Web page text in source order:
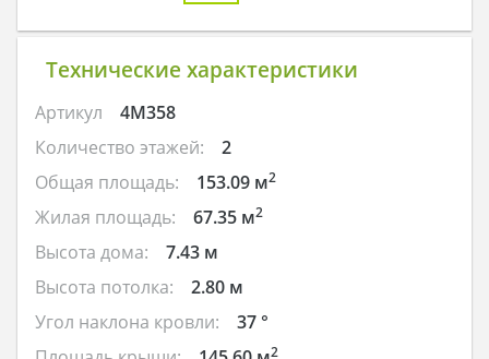
Технические характеристики
Артикул
4M358
Количество этажей:
2
Общая площадь:
153.09 м2
Жилая площадь: 67.35 м2
Высота дома:
7.43 м
Высота потолка:
2.80 м
Угол наклона кровли:
37 °
2